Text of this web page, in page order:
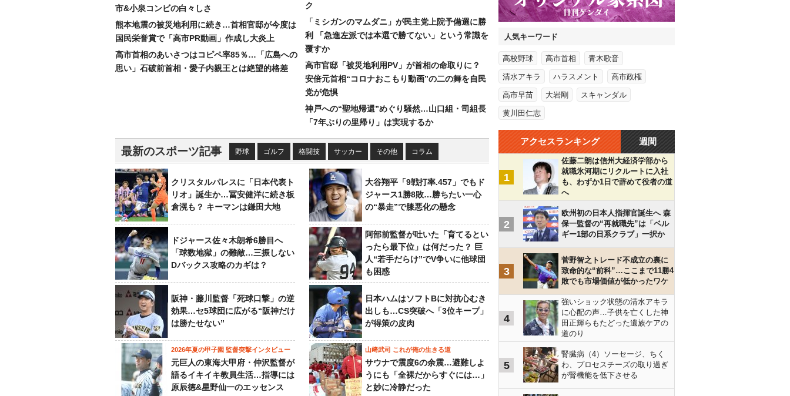
市&小泉コンビの白々しさ
熊本地震の被災地利用に続き…首相官邸が今度は
国民栄誉賞で「高市PR動画」作成し大炎上
高市首相のあいさつはコピペ率85％…「広島への
思い」石破前首相・愛子内親王とは絶望的格差
ク
「ミシガンのマムダニ」が民主党上院予備選に勝
利 「急進左派では本選で勝てない」という常識を
覆すか
高市官邸「被災地利用PV」が首相の命取りに？
安倍元首相“コロナおこもり動画”の二の舞を自民
党が危惧
神戸への“聖地帰還”めぐり騒然…山口組・司組長
「7年ぶりの里帰り」は実現するか
最新のスポーツ記事 野球 ゴルフ 格闘技 サッカー その他 コラム
クリスタルパレスに「日本代表ト
リオ」誕生か…冨安健洋に続き板
倉滉も？ キーマンは鎌田大地
大谷翔平「9戦打率.457」でもド
ジャース1勝8敗…勝ちたい一心
の“暴走”で膝悪化の懸念
ドジャース佐々木朗希6勝目へ
「球数地獄」の難敵…三振しない
Dバックス攻略のカギは？
阿部前監督が吐いた「育てるとい
ったら最下位」は何だった？ 巨
人“若手だらけ”でV争いに他球団
も困惑
阪神・藤川監督「死球口撃」の逆
効果…セ5球団に広がる“阪神だけ
は勝たせない”
日本ハムはソフトBに対抗心むき
出しも…CS突破へ「3位キープ」
が得策の皮肉
2026年夏の甲子園 監督突撃インタビュー
元巨人の東海大甲府・仲沢監督が
語るイキイキ教員生活…指導には
原辰徳&星野仙一のエッセンス
山﨑武司 これが俺の生きる道
サウナで震度6の余震…避難しよ
うにも「全裸だからすぐには…」
と妙に冷静だった
人気キーワード
高校野球 高市首相 青木歌音
清水アキラ ハラスメント 高市政権
高市早苗 大岩剛 スキャンダル
黄川田仁志
アクセスランキング 週間
1
佐藤二朗は信州大経済学部から
就職氷河期にリクルートに入社
も、わずか1日で辞めて役者の道
へ
2
欧州初の日本人指揮官誕生へ 森
保一監督の“再就職先”は「ベル
ギー1部の日系クラブ」一択か
3
菅野智之トレード不成立の裏に
致命的な“前科”…ここまで11勝4
敗でも市場価値が低かったワケ
4
強いショック状態の清水アキラ
に心配の声…子供を亡くした神
田正輝らもたどった遺族ケアの
道のり
5
腎臓病（4）ソーセージ、ちく
わ、プロセスチーズの取り過ぎ
が腎機能を低下させる